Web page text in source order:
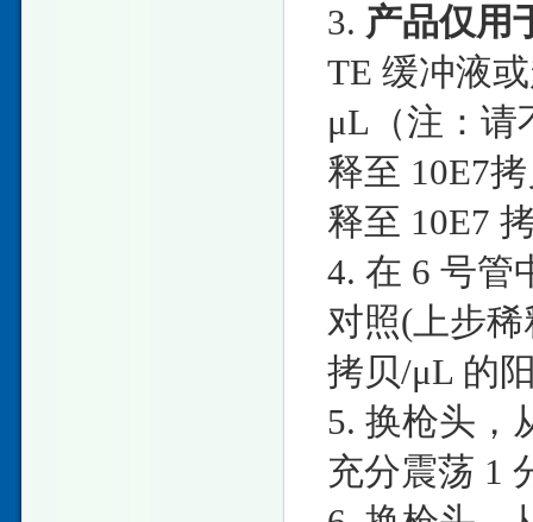
3. 产品仅用
TE 缓冲液
μL（注：请
释至 10E7
释至 10E7
4. 在 6 号管
对照(上步稀
拷贝/μL 的
5. 换枪头，
充分震荡 1